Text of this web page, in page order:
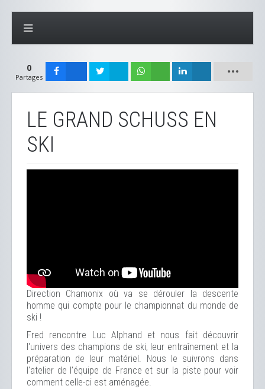
0
Partages
LE GRAND SCHUSS EN
SKI
Direction Chamonix où va se dérouler la descente
homme qui compte pour le championnat du monde de
ski !
Fred rencontre Luc Alphand et nous fait découvrir
l'univers des champions de ski, leur entraînement et la
préparation de leur matériel. Nous le suivrons dans
l'atelier de l'équipe de France et sur la piste pour voir
comment celle-ci est aménagée.